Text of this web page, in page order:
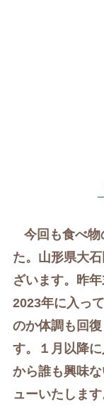
今回も食べ
た。山形県大
ざいます。昨
2023年に入っ
のか体調も回
す。１月以降
から誰も興味
ューいたします